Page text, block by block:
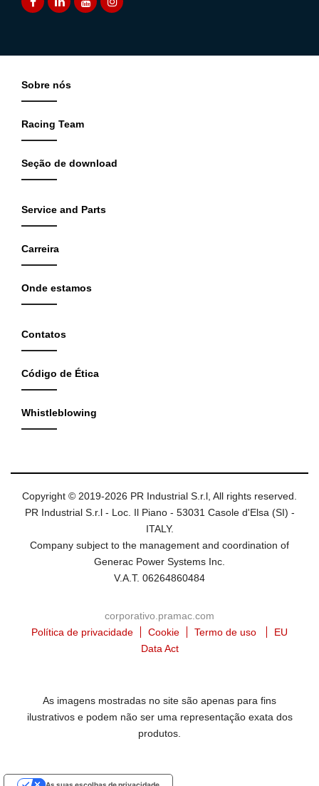
Sobre nós
Racing Team
Seção de download
Service and Parts
Carreira
Onde estamos
Contatos
Código de Ética
Whistleblowing
Copyright © 2019-2026 PR Industrial S.r.l, All rights reserved.
PR Industrial S.r.l - Loc. Il Piano - 53031 Casole d'Elsa (SI) -
ITALY.
Company subject to the management and coordination of
Generac Power Systems Inc.
V.A.T. 06264860484
corporativo.pramac.com
Política de privacidade
Cookie Termo de uso
EU
Data Act
As imagens mostradas no site são apenas para fins
ilustrativos e podem não ser uma representação exata dos
produtos.